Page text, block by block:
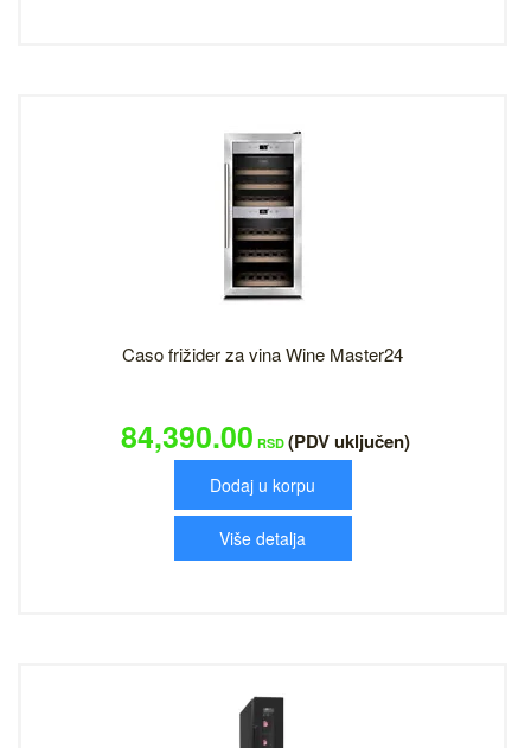
Caso frižider za vina Wine Master24
84,390.00 RSD (PDV uključen)
Dodaj u korpu
Više detalja